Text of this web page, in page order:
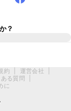
？
約 運営会社
ある質問
に